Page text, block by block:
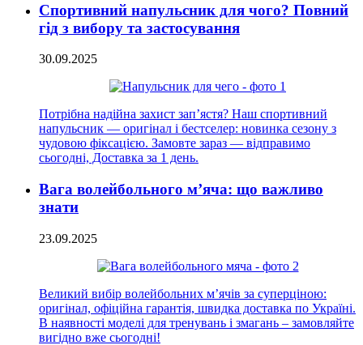
Спортивний напульсник для чого? Повний
гід з вибору та застосування
30.09.2025
Потрібна надійна захист зап’ястя? Наш спортивний
напульсник — оригінал і бестселер: новинка сезону з
чудовою фіксацією. Замовте зараз — відправимо
сьогодні, Доставка за 1 день.
Вага волейбольного м’яча: що важливо
знати
23.09.2025
Великий вибір волейбольних м’ячів за суперціною:
оригінал, офіційна гарантія, швидка доставка по Україні.
В наявності моделі для тренувань і змагань – замовляйте
вигідно вже сьогодні!